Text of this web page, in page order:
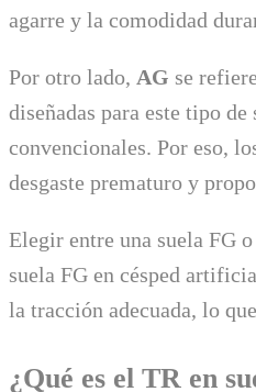
agarre y la comodidad
Por otro lado, AG se
diseñadas para este tipo
convencionales. Por eso,
desgaste prematuro y
Elegir entre una suela FG
suela FG en césped
la tracción adecuada, lo
¿Qué es el TR en